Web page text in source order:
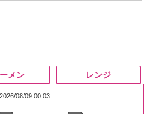
08/09 00:03
メン レンジ